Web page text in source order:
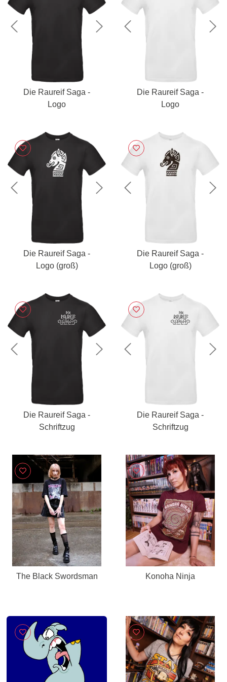
Previous Next
Die Raureif Saga -
Logo
Previous
Die Raureif Saga -
Logo
Previous Next
Die Raureif Saga -
Logo (groß)
Previous
Die Raureif Saga -
Logo (groß)
Previous Next
Die Raureif Saga -
Schriftzug
Previous
Die Raureif Saga -
Schriftzug
The Black Swordsman Konoha Ninja